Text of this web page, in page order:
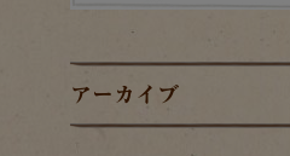
アーカイブ